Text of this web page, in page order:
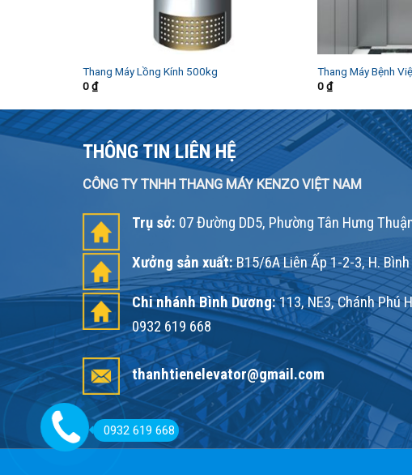
Thang Máy Lồng Kính 500kg
0₫
Thang Máy Bệnh
0₫
THÔNG TIN LIÊN HỆ
CÔNG TY TNHH THANG MÁY KENZO VIỆT NAM
Trụ sở: 07 Đường DD5, Phường Tân Hưng
Xưởng sản xuất:B15/6A Liên Ấp 1-2-3, H. Bình
Chi nhánh Bình Dương:113, NE3, Chánh Phú
0932 619 668
thanhtienelevator@gmail.com
0932 619 668